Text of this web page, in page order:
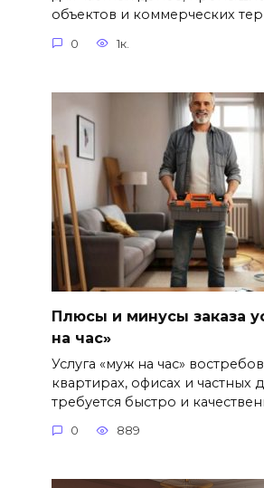
объектов и коммерческих
0 1к.
Плюсы и минусы заказа
на час»
Услуга «муж на час»
квартирах, офисах и частных
требуется быстро и
0 889